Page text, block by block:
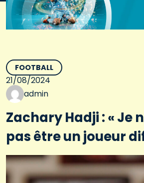
FOOTBALL
21/08/2024
admin
Zachary Hadji : « Je
pas être un joueur